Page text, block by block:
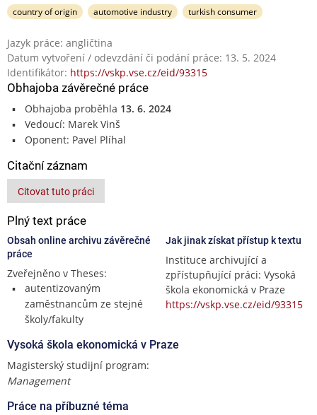
country of origin automotive industry turkish consumer
Jazyk práce: angličtina
Datum vytvoření / odevzdání či podání práce: 13. 5. 2024
Identifikátor: https://vskp.vse.cz/eid/93315
Obhajoba závěrečné práce
Obhajoba proběhla 13. 6. 2024
Vedoucí: Marek Vinš
Oponent: Pavel Plíhal
Citační záznam
Citovat tuto práci
Plný text práce
Obsah online archivu závěrečné
práce
Zveřejněno v Theses:
autentizovaným
zaměstnancům ze stejné
školy/fakulty
Jak jinak získat přístup k textu
Instituce archivující a
zpřístupňující práci: Vysoká
škola ekonomická v Praze
https://vskp.vse.cz/eid/93315
Vysoká škola ekonomická v Praze
Magisterský studijní program:
Management
Práce na příbuzné téma